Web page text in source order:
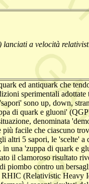
a velocità
ed antiquark che
sperimentali
sono up, down,
di quark e gluoni'
denominata
facile che ciascuno
altri 5 sapori, le
una 'zuppa di quark e
il clamoroso risultato
contro un
(Relativistic